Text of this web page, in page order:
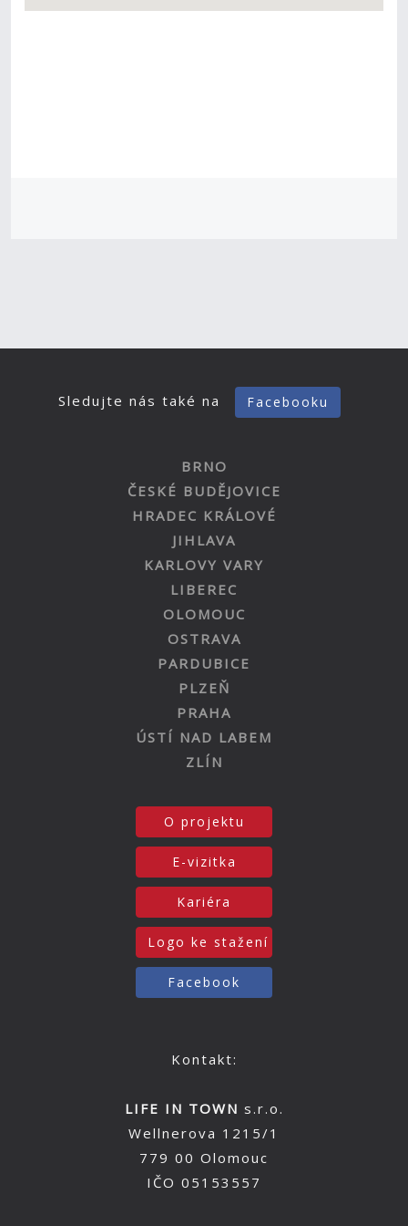
Sledujte nás také na Facebooku
BRNO
ČESKÉ BUDĚJOVICE
HRADEC KRÁLOVÉ
JIHLAVA
KARLOVY VARY
LIBEREC
OLOMOUC
OSTRAVA
PARDUBICE
PLZEŇ
PRAHA
ÚSTÍ NAD LABEM
ZLÍN
O projektu
E-vizitka
Kariéra
Logo ke stažení
Facebook
Kontakt:
LIFE IN TOWN s.r.o.
Wellnerova 1215/1
779 00 Olomouc
IČO 05153557